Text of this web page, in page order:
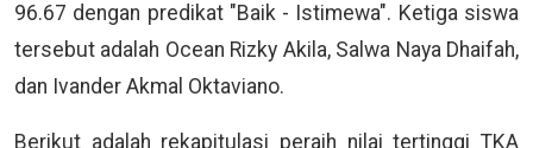
96.67 dengan predikat "Baik - Istimewa". Ketiga siswa
tersebut adalah Ocean Rizky Akila, Salwa Naya Dhaifah,
dan Ivander Akmal Oktaviano.
Berikut adalah rekapitulasi peraih nilai tertinggi TKA